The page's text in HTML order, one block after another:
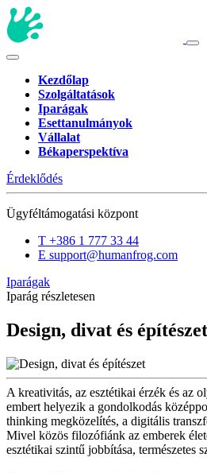
Kezdőlap
Szolgáltatások
Iparágak
Esettanulmányok
Vállalat
Békaperspektíva
Érdeklődés
Ügyféltámogatási központ
T +386 1 777 33 44
E support@humanfrog.com
Iparágak
Iparág részletesen
Design, divat és építészet
A kreativitás, az esztétikai érzék és az
embert helyezik a gondolkodás
thinking megközelítés, a digitális
Mivel közös filozófiánk az emberek
esztétikai szintű jobbítása, természetes